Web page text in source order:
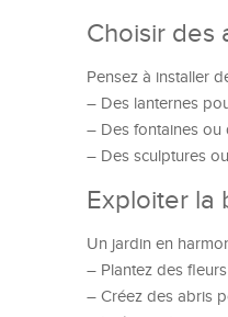
Choisir des
Pensez à installer
– Des lanternes
– Des fontaines ou
– Des sculptures
Exploiter la
Un jardin en
– Plantez des
– Créez des abris